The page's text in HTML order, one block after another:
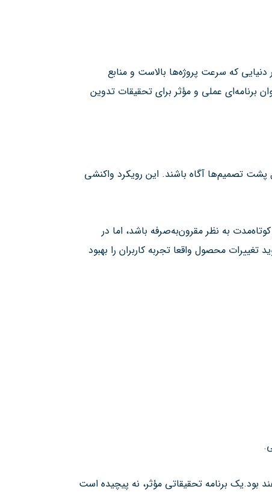
دنیایی که سرعت پروژه‌ها بالاست و منابع
برنامه‌ای عملی و مؤثر برای تحقیقات تدوین
تصمیم‌ها آگاه باشند. این رویکرد واکنشی
به نظر مقرون‌به‌صرفه باشد، اما در
محصول واقعا تجربه کاربران را بهبود
بود.یک برنامه تحقیقاتی مؤثر، نه پیچیده است